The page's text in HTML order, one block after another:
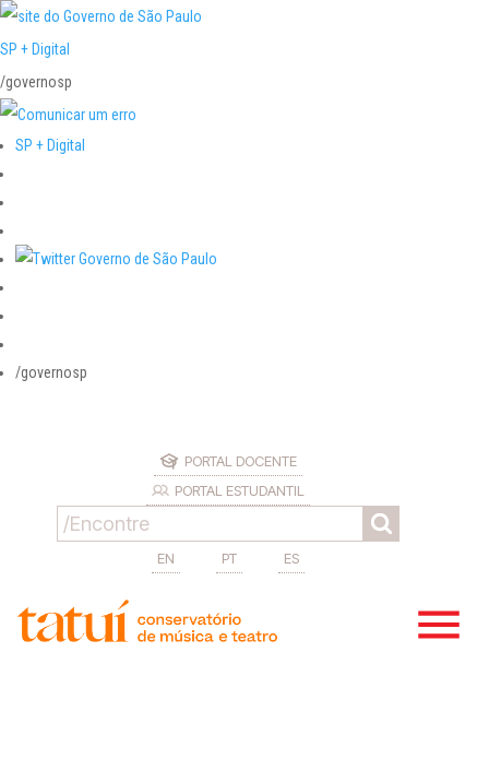
SP + Digital
/governosp
SP + Digital
/governosp
PORTAL DOCENTE
PORTAL ESTUDANTIL
EN PT ES